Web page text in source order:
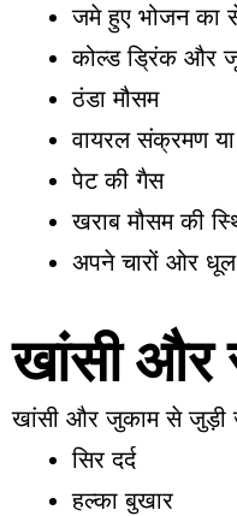
जमे हुए भोजन का
कोल्ड ड्रिंक और
ठंडा मौसम
वायरल संक्रमण
पेट की गैस
खराब मौसम की
अपने चारों ओर धूल
खांसी और
खांसी और जुकाम से जुड़ी
सिर दर्द
हल्का बुखार